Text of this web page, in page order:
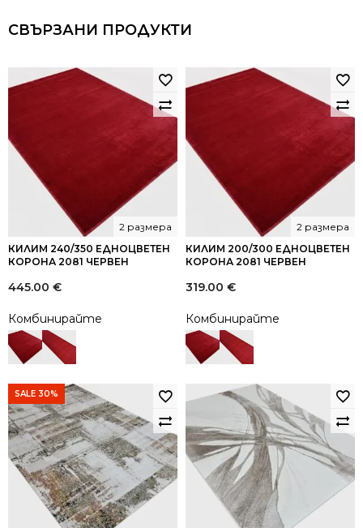
СВЪРЗАНИ ПРОДУКТИ
КИЛИМ 240/350 ЕДНОЦВЕТЕН
КОРОНА 2081 ЧЕРВЕН
2 размера
445.00 €
Комбинирайте
КИЛИМ 200/300 ЕДНОЦВЕТЕН
КОРОНА 2081 ЧЕРВЕН
2 размера
319.00 €
Комбинирайте
SALE 30%